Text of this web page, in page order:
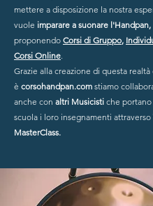
mettere a disposizione la nostra
vuole imparare a suonare l'Handpan,
proponendo Corsi di Gruppo,
Corsi Online.
Grazie alla creazione di questa realtà
è corsohandpan.com stiamo
anche con altri Musicisti che
scuola i loro insegnamenti attraverso
MasterClass.